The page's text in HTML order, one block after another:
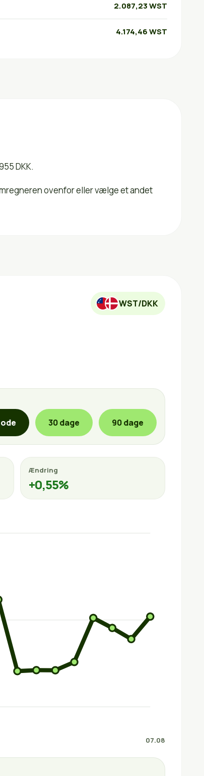
2.087,23 WST
4.174,46 WST
DKK.
ovenfor eller vælge et andet
WST/DKK
30 dage 90 dage
Ændring
+0,55%
07.08